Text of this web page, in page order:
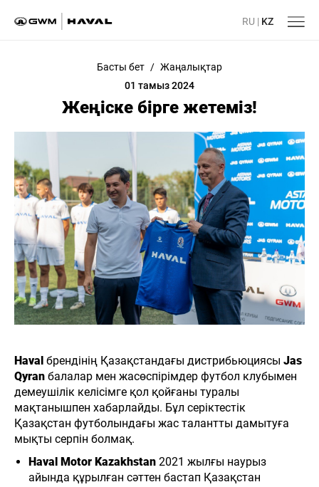
RU | KZ
Басты бет / Жаңалықтар
01 тамыз 2024
Жеңіске бірге жетеміз!
Haval брендінің Қазақстандағы дистрибьюциясы Jas
Qyran балалар мен жасөспірімдер футбол клубымен
демеушілік келісімге қол қойғаны туралы
мақтанышпен хабарлайды. Бұл серіктестік
Қазақстан футболындағы жас талантты дамытуға
мықты серпін болмақ.
Haval Motor Kazakhstan 2021 жылғы наурыз
айында құрылған сәттен бастап Қазақстан